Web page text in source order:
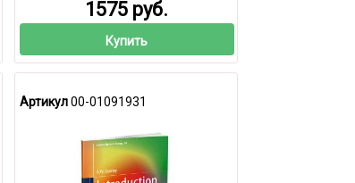
1575 руб.
Купить
Артикул00-01091931